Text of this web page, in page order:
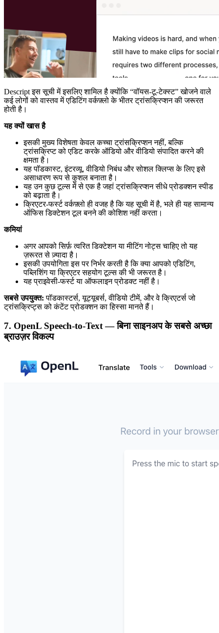
Descript इस सूची में इसलिए शामिल है क्योंकि “वॉयस-टू-टेक्स्ट” खोजने वाले
कई लोगों को वास्तव में एडिटिंग वर्कफ़्लो के भीतर ट्रांसक्रिप्शन की जरूरत
होती है।
यह क्यों खास है
इसकी मुख्य विशेषता केवल कच्चा ट्रांसक्रिप्शन नहीं, बल्कि
ट्रांसक्रिप्ट को एडिट करके ऑडियो और वीडियो संपादित करने की
क्षमता है।
यह पॉडकास्ट, इंटरव्यू, वीडियो निबंध और सोशल क्लिप्स के लिए इसे
असाधारण रूप से कुशल बनाता है।
यह उन कुछ टूल्स में से एक है जहां ट्रांसक्रिप्शन सीधे प्रोडक्शन स्पीड
को बढ़ाता है।
क्रिएटर-फर्स्ट वर्कफ़्लो ही वजह है कि यह सूची में है, भले ही यह सामान्य
ऑफिस डिक्टेशन टूल बनने की कोशिश नहीं करता।
कमियां
अगर आपको सिर्फ़ त्वरित डिक्टेशन या मीटिंग नोट्स चाहिए तो यह
ज़रूरत से ज़्यादा है।
इसकी उपयोगिता इस पर निर्भर करती है कि क्या आपको एडिटिंग,
पब्लिशिंग या क्रिएटर सहयोग टूल्स की भी जरूरत है।
यह प्राइवेसी-फर्स्ट या ऑफलाइन प्रोडक्ट नहीं है।
सबसे उपयुक्त: पॉडकास्टर्स, यूट्यूबर्स, वीडियो टीमें, और वे क्रिएटर्स जो
ट्रांसक्रिप्ट्स को कंटेंट प्रोडक्शन का हिस्सा मानते हैं।
7. OpenL Speech-to-Text — बिना साइनअप के सबसे अच्छा
ब्राउज़र विकल्प